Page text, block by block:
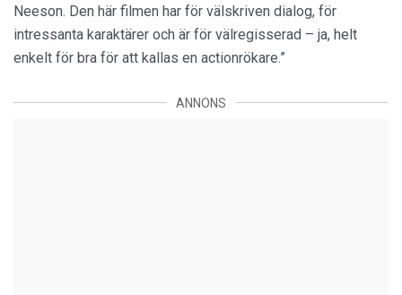
Neeson. Den här filmen har för välskriven dialog, för
intressanta karaktärer och är för välregisserad – ja, helt
enkelt för bra för att kallas en actionrökare.”
ANNONS